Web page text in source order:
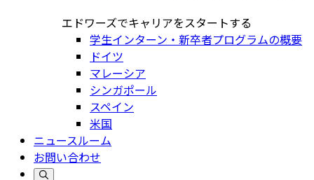
エドワーズでキャリアをスタートする
学生インターン・新卒者プログラムの概要
ドイツ
マレーシア
シンガポール
スペイン
米国
ニュースルーム
お問い合わせ